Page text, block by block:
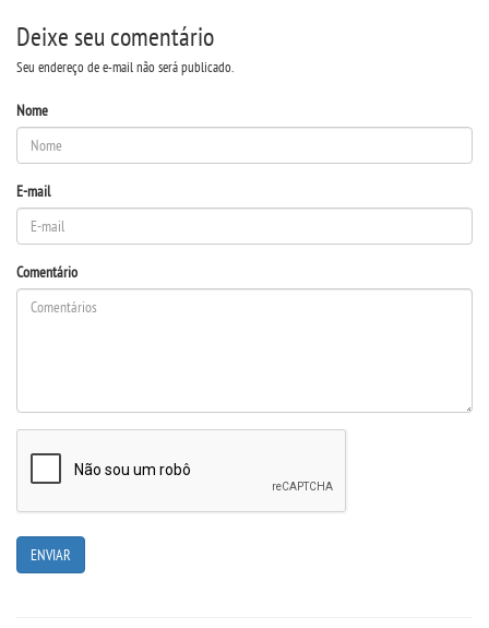
DESTAQUES
REVISTAS ELETRÔNICAS
UNIESP NEWS
REPOSITÓRIO
REGULAMENTOS
Deixe seu comentário
Seu endereço de e-mail não será publicado.
Nome
E-mail
Comentário